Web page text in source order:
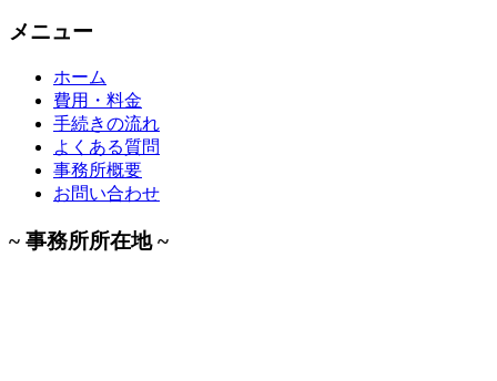
メニュー
ホーム
費用・料金
手続きの流れ
よくある質問
事務所概要
お問い合わせ
~ 事務所所在地 ~